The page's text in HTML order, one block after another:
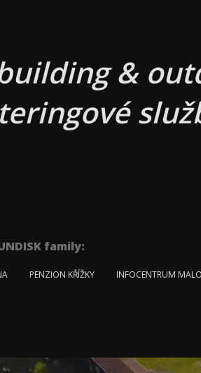
&
family:
PENZION KŘÍŽKY INFOCENTRUM